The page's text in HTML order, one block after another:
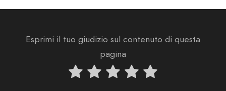
Esprimi il tuo giudizio sul contenuto di questa
pagina